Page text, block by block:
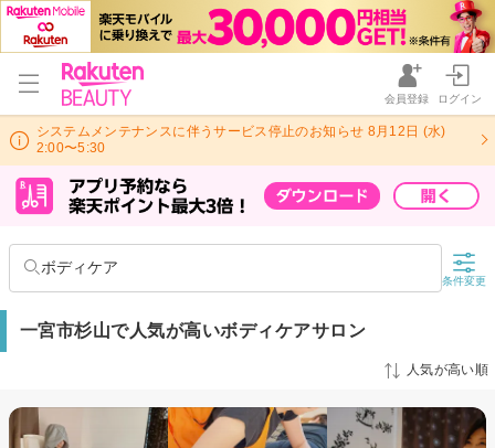
会員登録 ログイン
システムメンテナンスに伴うサービス停止のお知らせ 8月12日 (水)
2:00〜5:30
ボディケア
条件変更
一宮市杉山で人気が高いボディケアサロン
人気が高い順